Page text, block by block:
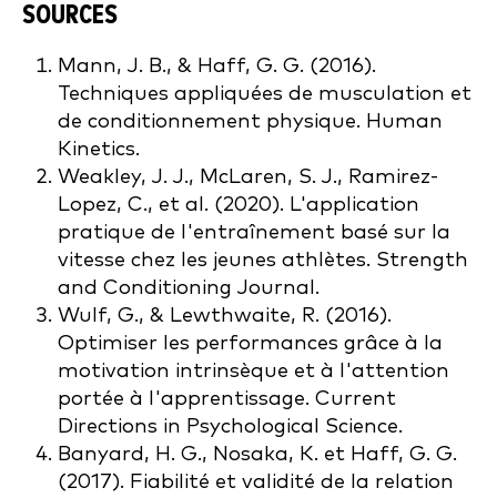
SOURCES
Mann, J. B., & Haff, G. G. (2016).
Techniques appliquées de musculation et
de conditionnement physique. Human
Kinetics.
Weakley, J. J., McLaren, S. J., Ramirez-
Lopez, C., et al. (2020). L'application
pratique de l'entraînement basé sur la
vitesse chez les jeunes athlètes. Strength
and Conditioning Journal.
Wulf, G., & Lewthwaite, R. (2016).
Optimiser les performances grâce à la
motivation intrinsèque et à l'attention
portée à l'apprentissage. Current
Directions in Psychological Science.
Banyard, H. G., Nosaka, K. et Haff, G. G.
(2017). Fiabilité et validité de la relation